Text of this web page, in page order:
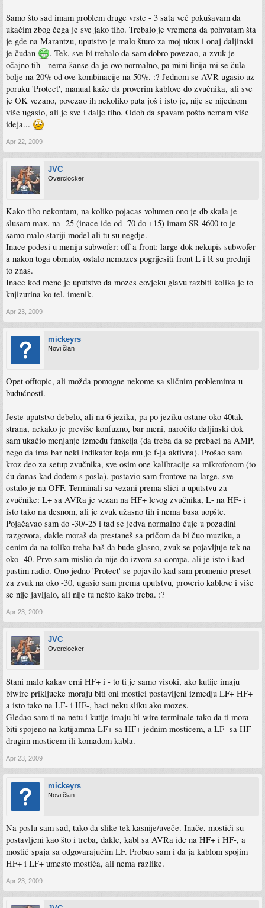
Samo što sad imam problem druge vrste - 3 sata već pokušavam da
ukačim zbog čega je sve jako tiho. Trebalo je vremena da pohvatam šta
je gde na Marantzu, uputstvo je malo šturo za moj ukus i onaj daljinski
je čudan
. Tek, sve bi trebalo da sam dobro povezao, a zvuk je
očajno tih - nema šanse da je ovo normalno, pa mini linija mi se čula
bolje na 20% od ove kombinacije na 50%. :? Jednom se AVR ugasio uz
poruku 'Protect', manual kaže da proverim kablove do zvučnika, ali sve
je OK vezano, povezao ih nekoliko puta još i isto je, nije se nijednom
više ugasio, ali je sve i dalje tiho. Odoh da spavam pošto nemam više
ideja...
Apr 22, 2009
JVC
Overclocker
Kako tiho nekontam, na koliko pojacas volumen ono je db skala je
slusam max. na -25 (inace ide od -70 do +15) imam SR-4600 to je
samo malo stariji model ali tu su negdje.
Inace podesi u meniju subwofer: off a front: large dok nekupis subwofer
a nakon toga obrnuto, ostalo nemozes pogrijesiti front L i R su prednji
to znas.
Inace kod mene je uputstvo da mozes covjeku glavu razbiti kolika je to
knjizurina ko tel. imenik.
Apr 23, 2009
mickeyrs
Novi član
Opet offtopic, ali možda pomogne nekome sa sličnim problemima u
budućnosti.
Jeste uputstvo debelo, ali na 6 jezika, pa po jeziku ostane oko 40tak
strana, nekako je previše konfuzno, bar meni, naročito daljinski dok
sam ukačio menjanje između funkcija (da treba da se prebaci na AMP,
nego da ima bar neki indikator koja mu je f-ja aktivna). Prošao sam
kroz deo za setup zvučnika, sve osim one kalibracije sa mikrofonom (to
ću danas kad dođem s posla), postavio sam frontove na large, sve
ostalo je na OFF. Terminali su vezani prema slici u uputstvu za
zvučnike: L+ sa AVRa je vezan na HF+ levog zvučnika, L- na HF- i
isto tako na desnom, ali je zvuk užasno tih i nema basa uopšte.
Pojačavao sam do -30/-25 i tad se jedva normalno čuje u pozadini
razgovora, dakle moraš da prestaneš sa pričom da bi čuo muziku, a
cenim da na toliko treba baš da bude glasno, zvuk se pojavljuje tek na
oko -40. Prvo sam mislio da nije do izvora sa compa, ali je isto i kad
pustim radio. Ono jedno 'Protect' se pojavilo kad sam promenio preset
za zvuk na oko -30, ugasio sam prema uputstvu, proverio kablove i više
se nije javljalo, ali nije tu nešto kako treba. :?
Apr 23, 2009
JVC
Overclocker
Stani malo kakav crni HF+ i - to ti je samo visoki, ako kutije imaju
biwire prikljucke moraju biti oni mostici postavljeni izmedju LF+ HF+
a isto tako na LF- i HF-, baci neku sliku ako mozes.
Gledao sam ti na netu i kutije imaju bi-wire terminale tako da ti mora
biti spojeno na kutijamma LF+ sa HF+ jednim mosticem, a LF- sa HF-
drugim mosticem ili komadom kabla.
Apr 23, 2009
mickeyrs
Novi član
Na poslu sam sad, tako da slike tek kasnije/uveče. Inače, mostići su
postavljeni kao što i treba, dakle, kabl sa AVRa ide na HF+ i HF-, a
mostić spaja sa odgovarajućim LF. Probao sam i da ja kablom spojim
HF+ i LF+ umesto mostića, ali nema razlike.
Apr 23, 2009